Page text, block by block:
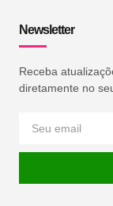
Newsletter
Receba
diretamente no